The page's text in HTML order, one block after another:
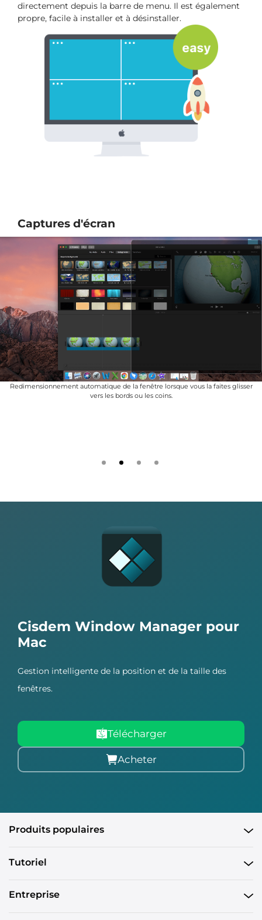
directement depuis la barre de menu. Il est également
propre, facile à installer et à désinstaller.
Captures d'écran
Redimensionnement automatique de la fenêtre lorsque vous la faites glisser
vers les bords ou les coins.
Cisdem Window Manager pour
Mac
Gestion intelligente de la position et de la taille des
fenêtres.
Télécharger
Acheter
Produits populaires
Tutoriel
Entreprise